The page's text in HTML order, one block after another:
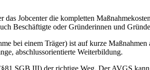
Jobcenter die kompletten
Beschäftigte oder Gründerinnen und
bei einem Träger) ist auf kurze
abschlussorientierte Weiterbildung.
SGB III) der richtige Weg. Der AVGS